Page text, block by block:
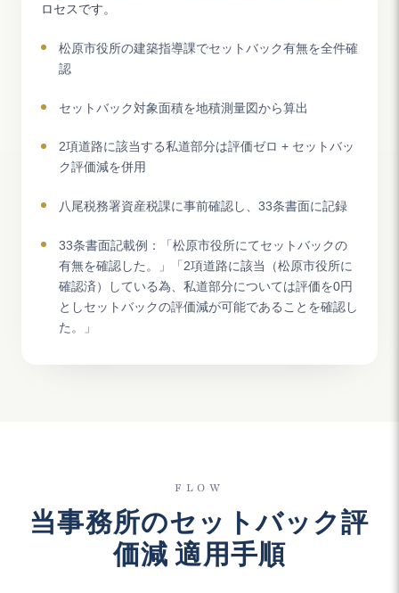
ロセスです。
松原市役所の建築指導課でセットバック有無を全件確
認
セットバック対象面積を地積測量図から算出
2項道路に該当する私道部分は評価ゼロ + セットバッ
ク評価減を併用
八尾税務署資産税課に事前確認し、33条書面に記録
33条書面記載例：「松原市役所にてセットバックの
有無を確認した。」「2項道路に該当（松原市役所に
確認済）している為、私道部分については評価を0円
としセットバックの評価減が可能であることを確認し
た。」
FLOW
当事務所のセットバック評
価減 適用手順